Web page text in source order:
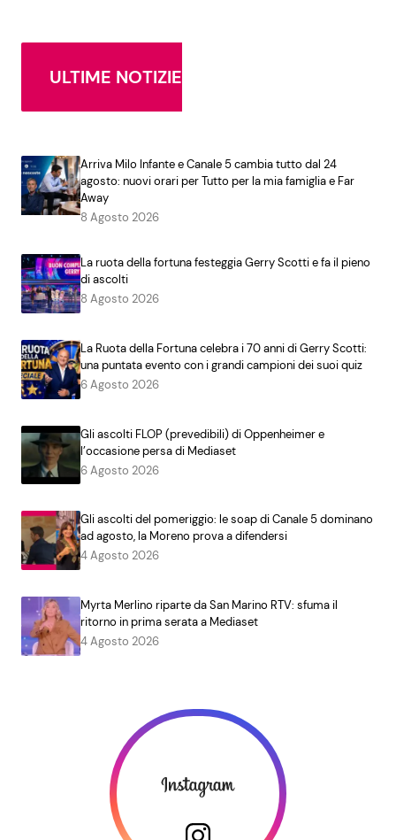
ULTIME NOTIZIE
Arriva Milo Infante e Canale 5 cambia tutto dal 24
agosto: nuovi orari per Tutto per la mia famiglia e Far
Away
8 Agosto 2026
La ruota della fortuna festeggia Gerry Scotti e fa il pieno
di ascolti
8 Agosto 2026
La Ruota della Fortuna celebra i 70 anni di Gerry Scotti:
una puntata evento con i grandi campioni dei suoi quiz
6 Agosto 2026
Gli ascolti FLOP (prevedibili) di Oppenheimer e
l’occasione persa di Mediaset
6 Agosto 2026
Gli ascolti del pomeriggio: le soap di Canale 5 dominano
ad agosto, la Moreno prova a difendersi
4 Agosto 2026
Myrta Merlino riparte da San Marino RTV: sfuma il
ritorno in prima serata a Mediaset
4 Agosto 2026